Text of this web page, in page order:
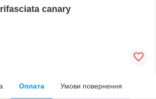
canary
Оплата Умови повернення